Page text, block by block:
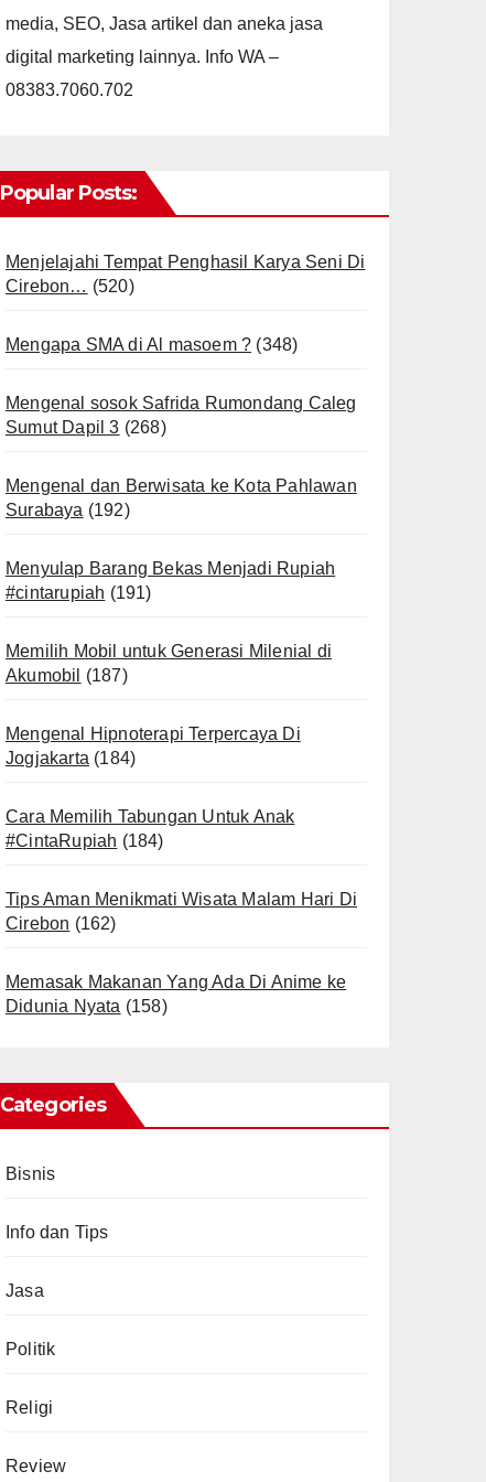
media, SEO, Jasa artikel dan aneka jasa
digital marketing lainnya. Info WA –
08383.7060.702
Popular Posts:
Menjelajahi Tempat Penghasil Karya Seni Di
Cirebon… (520)
Mengapa SMA di Al masoem ? (348)
Mengenal sosok Safrida Rumondang Caleg
Sumut Dapil 3 (268)
Mengenal dan Berwisata ke Kota Pahlawan
Surabaya (192)
Menyulap Barang Bekas Menjadi Rupiah
#cintarupiah (191)
Memilih Mobil untuk Generasi Milenial di
Akumobil
(187)
Mengenal Hipnoterapi Terpercaya Di
Jogjakarta (184)
Cara Memilih Tabungan Untuk Anak
#CintaRupiah (184)
Tips Aman Menikmati Wisata Malam Hari Di
Cirebon (162)
Memasak Makanan Yang Ada Di Anime ke
Didunia Nyata (158)
Categories
Bisnis
Info dan Tips
Jasa
Politik
Religi
Review